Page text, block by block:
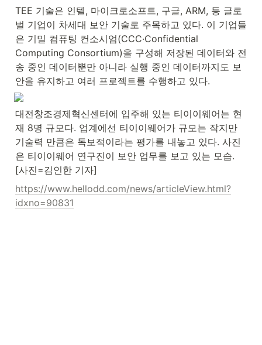
TEE 기술은 인텔, 마이크로소프트, 구글, ARM, 등 글로
벌 기업이 차세대 보안 기술로 주목하고 있다. 이 기업들
은 기밀 컴퓨팅 컨소시엄(CCC·Confidential
Computing Consortium)을 구성해 저장된 데이터와 전
송 중인 데이터뿐만 아니라 실행 중인 데이터까지도 보
안을 유지하고 여러 프로젝트를 수행하고 있다.
대전창조경제혁신센터에 입주해 있는 티이이웨어는 현
재 8명 규모다. 업계에선 티이이웨어가 규모는 작지만
기술력 만큼은 독보적이라는 평가를 내놓고 있다. 사진
은 티이이웨어 연구진이 보안 업무를 보고 있는 모습.
[사진=김인한 기자]
https://www.hellodd.com/news/articleView.html?
idxno=90831